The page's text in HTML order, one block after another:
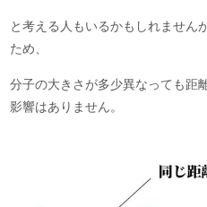
と考える人もいるかもしれません
ため、
分子の大きさが多少異なっても距
影響はありません。